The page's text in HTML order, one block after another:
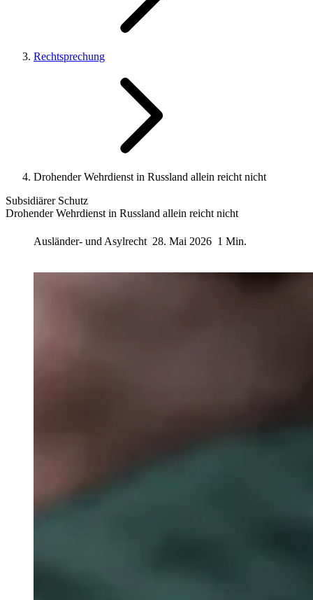
Rechtsprechung
Drohender Wehrdienst in Russland allein reicht nicht
Subsidiärer Schutz
Drohender Wehrdienst in Russland allein reicht nicht
Ausländer- und Asylrecht 28. Mai 2026 1 Min.